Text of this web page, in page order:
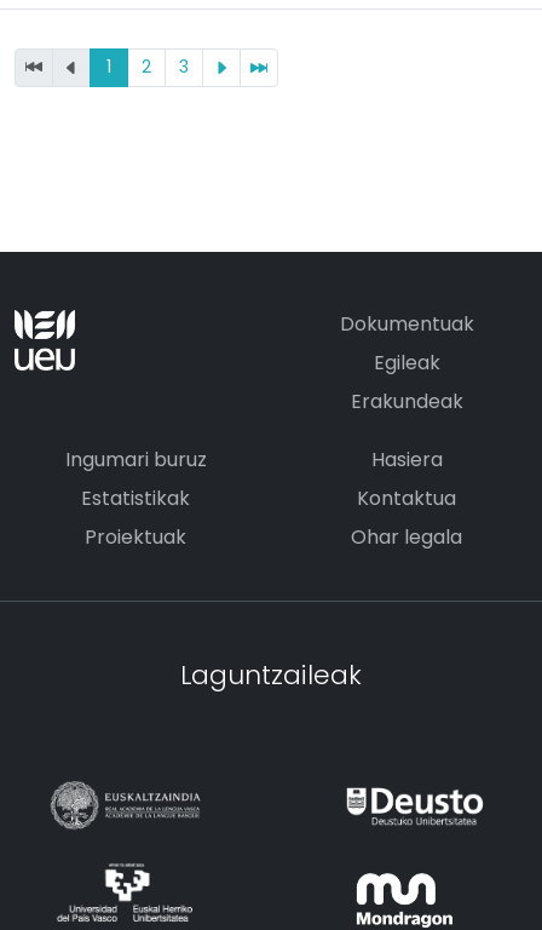
1 2 3
Dokumentuak
Egileak
Erakundeak
Ingumari buruz
Estatistikak
Proiektuak
Hasiera
Kontaktua
Ohar legala
Laguntzaileak